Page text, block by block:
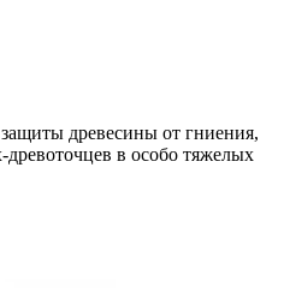
древесины от гниения,
в особо тяжелых